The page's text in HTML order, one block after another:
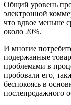
Общий уровень
электронной
что вдвое меньше
около 20%.
И многие
подержанные
проблемами в
пробовали его,
беспокоясь в
послепродажного